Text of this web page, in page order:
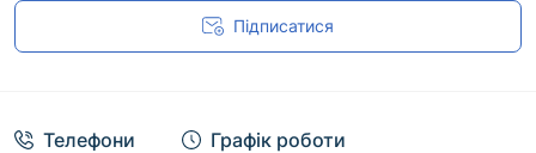
Підписатися
Телефони Графік роботи